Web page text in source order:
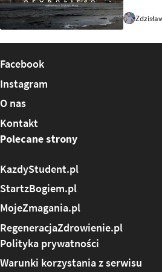
Facebook
Instagram
O nas
Kontakt
Polecane strony
KazdyStudent.pl
StartzBogiem.pl
MojeZmagania.pl
RegeneracjaZdrowienie.pl
Polityka prywatności
Warunki korzystania z serwisu